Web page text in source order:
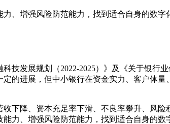
、增强风险防范能力，找到适合自身的数字
技发展规划（2022-2025）》及《关于银行
的进展，但中小银行在资金实力、客户体
下降、资本充足率下滑、不良率攀升、风
力、增强风险防范能力，找到适合自身的数